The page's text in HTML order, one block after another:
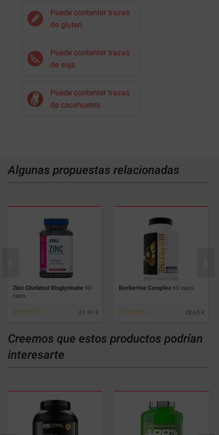
Puede contenter trazas
de gluten
Puede contenter trazas
de soja
Puede contenter trazas
de cacahuetes
Algunas propuestas relacionadas
Zinc Chelated Bisglycinate 90
caps.
21.90
Berberine Complex 60 caps.
28.65
Creemos que estos productos podrían
interesarte